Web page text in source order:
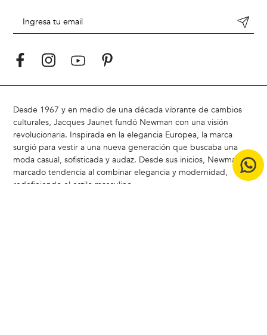
Desde 1967 y en medio de una década vibrante de cambios
culturales, Jacques Jaunet fundó Newman con una visión
revolucionaria. Inspirada en la elegancia Europea, la marca
surgió para vestir a una nueva generación que buscaba una
moda casual, sofisticada y audaz. Desde sus inicios, Newman ha
marcado tendencia al combinar elegancia y modernidad,
redefiniendo el estilo masculino